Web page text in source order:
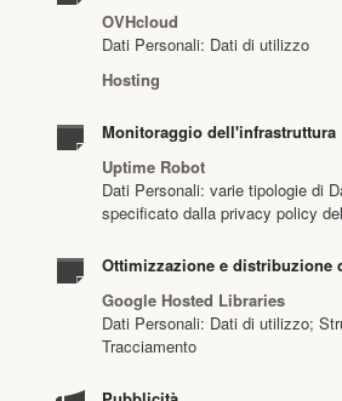
OVHcloud
Dati Personali: Dati di utilizzo
Hosting
Monitoraggio dell'infrastruttura
Uptime Robot
Dati Personali: varie tipologie di
specificato dalla privacy policy
Ottimizzazione e distribuzione
Google Hosted Libraries
Dati Personali: Dati di utilizzo;
Tracciamento